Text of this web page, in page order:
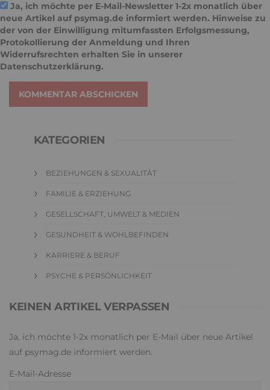
Ja, ich möchte per E-Mail-Newsletter 1-2x monatlich über
neue Artikel auf psymag.de informiert werden. Hinweise zu
der von der Einwilligung mitumfassten Erfolgsmessung,
Protokollierung der Anmeldung und Ihren
Widerrufsrechten erhalten Sie in unserer
Datenschutzerklärung.
KOMMENTAR ABSCHICKEN
KATEGORIEN
BEZIEHUNGEN & SEXUALITÄT
FAMILIE & ERZIEHUNG
GESELLSCHAFT, UMWELT & MEDIEN
GESUNDHEIT & WOHLBEFINDEN
KARRIERE & BERUF
PSYCHE & PERSÖNLICHKEIT
KEINEN ARTIKEL VERPASSEN
Ja, ich möchte 1-2x monatlich per E-Mail über neue Artikel
auf psymag.de informiert werden.
E-Mail-Adresse